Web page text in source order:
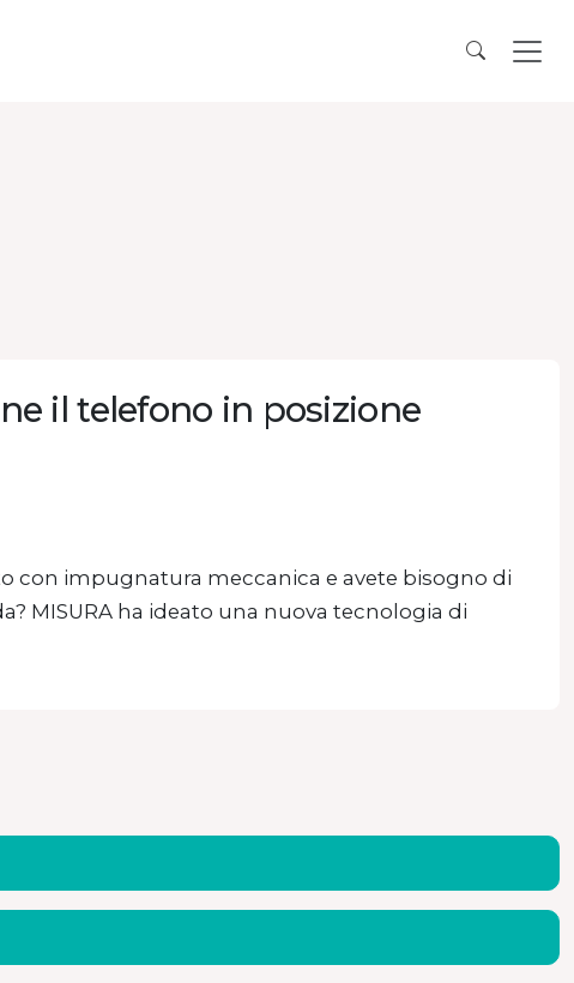
il telefono in posizione
con impugnatura meccanica e avete bisogno di
MISURA ha ideato una nuova tecnologia di